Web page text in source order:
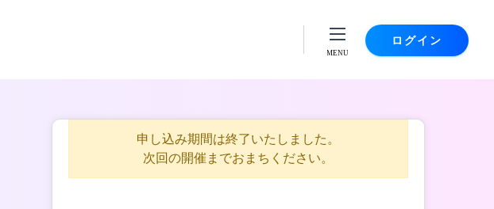
ログイン
申し込み期間は終了いたしました。
次回の開催までおまちください。